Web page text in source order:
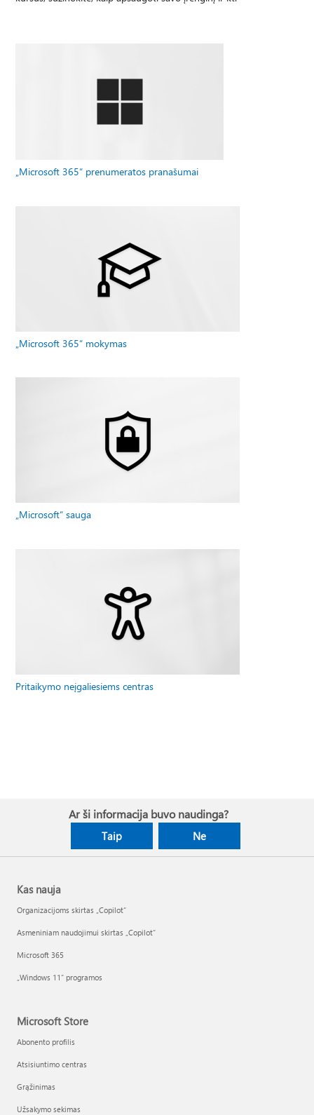
„Microsoft 365“ prenumeratos pranašumai
„Microsoft 365“ mokymas
„Microsoft“ sauga
Pritaikymo neįgaliesiems centras
Ar ši informacija buvo naudinga?
Taip Ne
Kas nauja
Organizacijoms skirtas „Copilot“
Asmeniniam naudojimui skirtas „Copilot“
Microsoft 365
„Windows 11“ programos
Microsoft Store
Abonento profilis
Atsisiuntimo centras
Grąžinimas
Užsakymo sekimas